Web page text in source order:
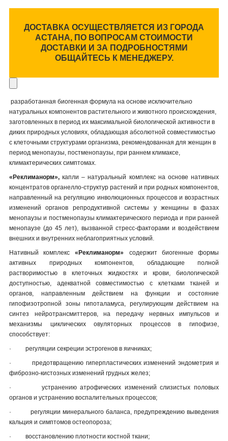
ДОСТАВКА ОСУЩЕСТВЛЯЕТСЯ ИЗ ГОРОДА
АСТАНА, ПО ВОПРОСАМ СТОИМОСТИ
ДОСТАВКИ И ЗА ПОДРОБНОСТЯМИ
ОБЩАЙТЕСЬ К МЕНЕДЖЕРУ.
разработанная биогенная формула на основе исключительно
натуральных компонентов растительного и животного происхождения,
заготовленных в период их максимальной биологической активности в
диких природных условиях, обладающая абсолютной совместимостью
с клеточными структурами организма, рекомендованная для женщин в
период менопаузы, постменопаузы, при раннем климаксе,
климактерических симптомах.
«Реклиманорм», капли – натуральный комплекс на основе нативных
концентратов органелло-структур растений и при родных компонентов,
направленный на регуляцию инволюционных процессов и возрастных
изменений органов репродуктивной системы у женщины в фазах
менопаузы и постменопаузы климактерического периода и при ранней
менопаузе (до 45 лет), вызванной стресс-факторами и воздействием
внешних и внутренних неблагоприятных условий.
Нативный комплекс
«Реклиманорм»
содержит биогенные формы
активных природных компонентов, обладающие полной
растворимостью в клеточных жидкостях и крови, биологической
доступностью, адекватной совместимостью с клетками тканей и
органов, направленным действием на функции и состояние
гипофизотропной зоны гипоталамуса, регулирующим действием на
синтез нейротрансмиттеров, на передачу нервных импульсов и
механизмы циклических овуляторных процессов в гипофизе,
способствует:
·
регуляции секреции эстрогенов в яичниках;
·
предотвращению гиперпластических изменений эндометрия и
фиброзно-кистозных изменений грудных желез;
·
устранению атрофических изменений слизистых половых
органов и устранению воспалительных процессов;
·
регуляции минерального баланса, предупреждению выведения
кальция и симптомов остеопороза;
·
восстановлению плотности костной ткани;